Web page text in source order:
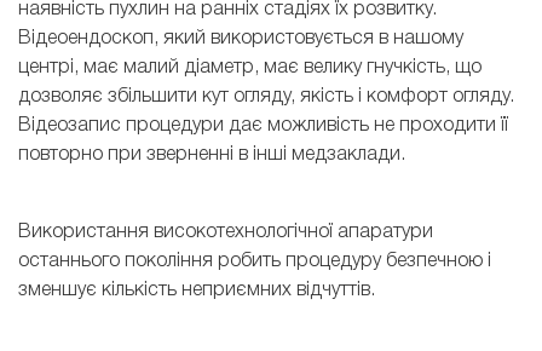
наявність пухлин на ранніх стадіях їх розвитку.
Відеоендоскоп, який використовується в нашому
центрі, має малий діаметр, має велику гнучкість, що
дозволяє збільшити кут огляду, якість і комфорт огляду.
Відеозапис процедури дає можливість не проходити її
повторно при зверненні в інші медзаклади.
Використання високотехнологічної апаратури
останнього покоління робить процедуру безпечною і
зменшує кількість неприємних відчуттів.